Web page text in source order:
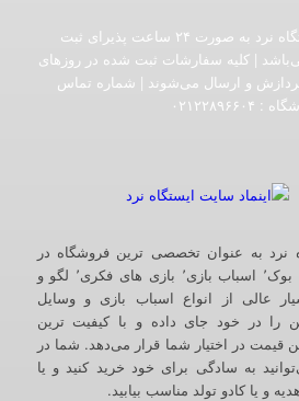
فروشگاه اینترنتی ایستگاه نرد به صورت ۲۴ ساعت پذیرای ثبت
| کلیه سفارشات ثبت شده در روزهای
و ارسال می‌شوند | شماره تماس
۰۲۱۲۲۸۹۶۶۰۴
نرد به عنوان تخصصی ترین فروشگاه در
زمینه اکشن فیگور٬ کمیک بوک٬ اسباب بازی٬ بازی های فکری٬ لگو و
عالی از انواع اسباب بازی و وسایل
را در خود جای داده و با کیفیت ترین
قیمت در اختیار شما قرار می‌دهد. شما در
به سادگی برای خود خرید کنید و یا